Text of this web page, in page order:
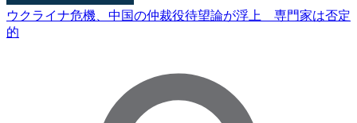
ウクライナ危機、中国の仲裁役待望論が浮上 専門家は否定
的